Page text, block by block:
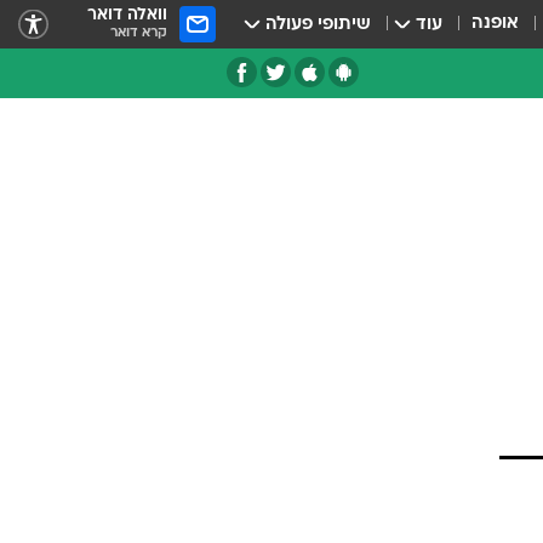
אופנה עוד שיתופי פעולה וואלה דואר
קרא דואר